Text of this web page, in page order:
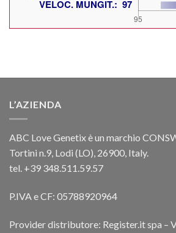
L’AZIENDA
ABC Love Genetix è un marchio
Tortini n.9, Lodi (LO), 26900, Italy.
tel. +39 348.511.59.57
P.IVA e CF: 05788920964
Provider distributore: Register.it spa –